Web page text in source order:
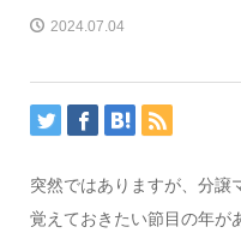
2024.07.04
突然ではありますが、分譲
覚えておきたい節目の年が